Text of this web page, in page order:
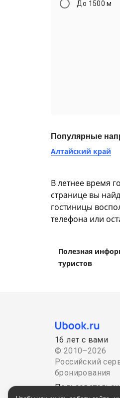
До 1500 м
Популярные
Алтайский край
В летнее время
странице вы
гостиницы
телефона или
Полезная
туристов
16 лет с вами
© 2010–2026
Российский
бронирования